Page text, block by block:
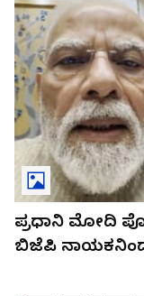
ಪ್ರಧಾನಿ ಮೋದಿ
ಬಿಜೆಪಿ